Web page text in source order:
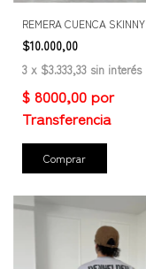
REMERA CUENCA SKINNY
$10.000,00
3 x $3.333,33 sin interés
Comprar